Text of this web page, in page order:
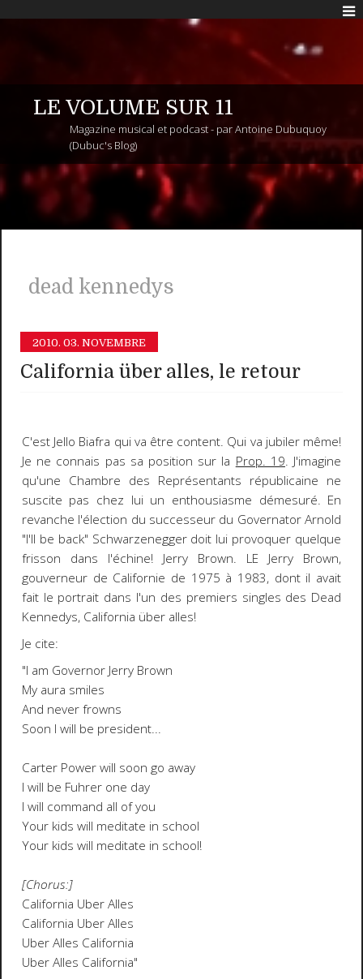
LE VOLUME SUR 11
Magazine musical et podcast - par Antoine Dubuquoy
(Dubuc's Blog)
dead kennedys
2010. 03. NOVEMBRE
California über alles, le retour
C'est Jello Biafra qui va être content. Qui va jubiler même!
Je ne connais pas sa position sur la Prop. 19. J'imagine
qu'une Chambre des Représentants républicaine ne
suscite pas chez lui un enthousiasme démesuré. En
revanche l'élection du successeur du Governator Arnold
"I'll be back" Schwarzenegger doit lui provoquer quelque
frisson dans l'échine! Jerry Brown. LE Jerry Brown,
gouverneur de Californie de 1975 à 1983, dont il avait
fait le portrait dans l'un des premiers singles des Dead
Kennedys, California über alles!
Je cite:
"I am Governor Jerry Brown
My aura smiles
And never frowns
Soon I will be president...
Carter Power will soon go away
I will be Fuhrer one day
I will command all of you
Your kids will meditate in school
Your kids will meditate in school!
[Chorus:]
California Uber Alles
California Uber Alles
Uber Alles California
Uber Alles California"